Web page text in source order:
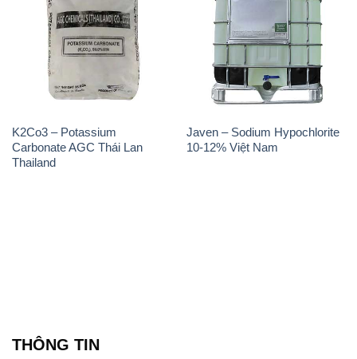
K2Co3 – Potassium
Carbonate AGC Thái Lan
Thailand
Javen – Sodium Hypochlorite
10-12% Việt Nam
THÔNG TIN